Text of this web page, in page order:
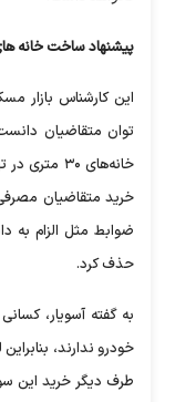
پیشنهاد ساخت خانه های ۳۰ متری در
این کارشناس بازار
توان متقاضیان
خانه‌های
خرید متقاضیان
حذف کرد.
به گفته آسویار،
خودرو ندارند،
طرف دیگر خرید این